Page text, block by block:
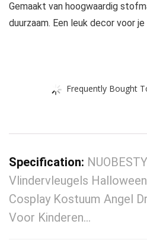
Gemaakt van hoogwaardig
duurzaam. Een leuk decor voor je
Frequently Bought
Specification:
Vlindervleugels
Cosplay Kostuum Angel
Voor Kinderen…